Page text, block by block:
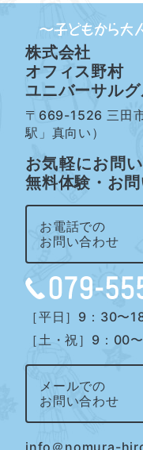
株式会社
オフィス野村
ユニバーサル
〒669-1526 三田
駅」真向い）
お気軽にお問
無料体験・お
お電話での
お問い合わせ
［平日］9：30〜
［土・祝］9：00
メールでの
お問い合わせ
info＠nomura-